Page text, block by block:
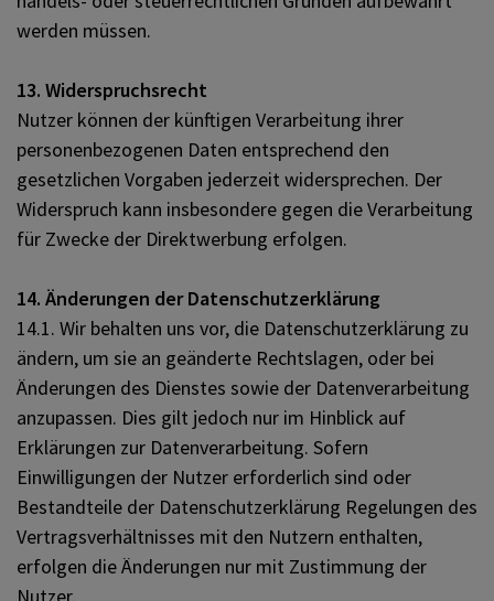
werden müssen.
13. Widerspruchsrecht
Nutzer können der künftigen Verarbeitung ihrer
personenbezogenen Daten entsprechend den
gesetzlichen Vorgaben jederzeit widersprechen. Der
Widerspruch kann insbesondere gegen die Verarbeitung
für Zwecke der Direktwerbung erfolgen.
14. Änderungen der Datenschutzerklärung
14.1. Wir behalten uns vor, die Datenschutzerklärung zu
ändern, um sie an geänderte Rechtslagen, oder bei
Änderungen des Dienstes sowie der Datenverarbeitung
anzupassen. Dies gilt jedoch nur im Hinblick auf
Erklärungen zur Datenverarbeitung. Sofern
Einwilligungen der Nutzer erforderlich sind oder
Bestandteile der Datenschutzerklärung Regelungen des
Vertragsverhältnisses mit den Nutzern enthalten,
erfolgen die Änderungen nur mit Zustimmung der